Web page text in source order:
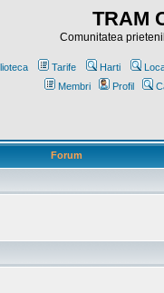
TRAM
Comunitatea
Tarife Harti
Membri
Profil
Forum